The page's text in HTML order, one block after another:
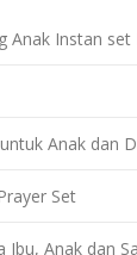
Anak Instan
Anak dan
Set
Ibu, Anak dan